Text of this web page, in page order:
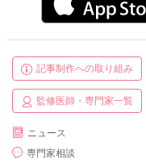
記事制作への取り組み
監修医師・専門家一覧
ニュース
専門家相談